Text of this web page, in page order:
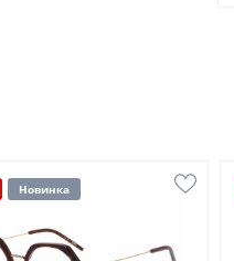
Новинка